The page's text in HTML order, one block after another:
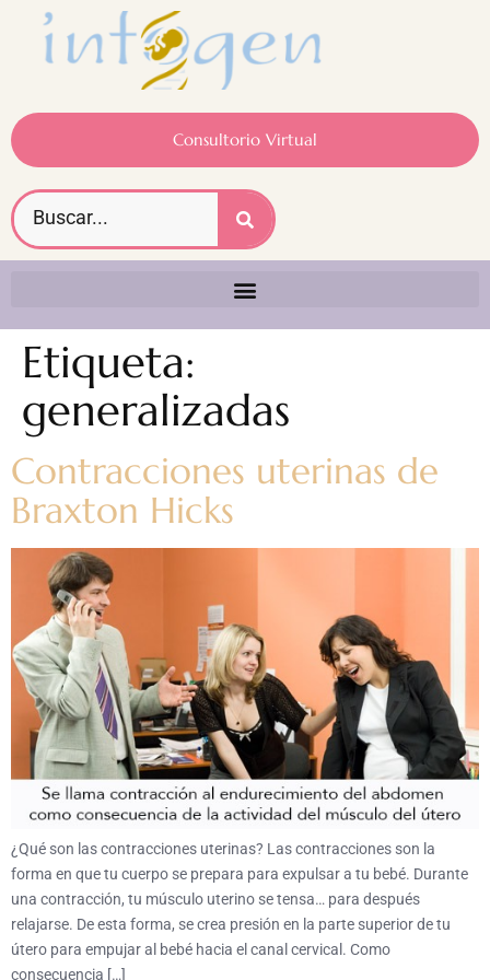
Consultorio Virtual
Etiqueta:
generalizadas
Contracciones uterinas de
Braxton Hicks
¿Qué son las contracciones uterinas? Las contracciones son la
forma en que tu cuerpo se prepara para expulsar a tu bebé. Durante
una contracción, tu músculo uterino se tensa… para después
relajarse. De esta forma, se crea presión en la parte superior de tu
útero para empujar al bebé hacia el canal cervical. Como
consecuencia […]